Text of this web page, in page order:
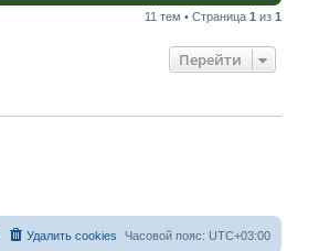
11 тем • Страница1 из1
Перейти
Часовой пояс: UTC+03:00
Удалить cookies